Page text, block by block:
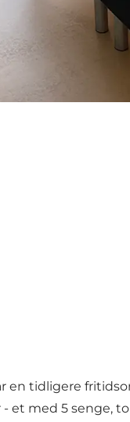
en tidligere
med 5 senge,